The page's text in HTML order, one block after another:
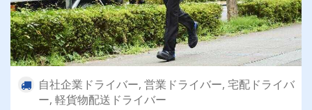
自社企業ドライバー, 営業ドライバー, 宅配ドライバ
ー, 軽貨物配送ドライバー